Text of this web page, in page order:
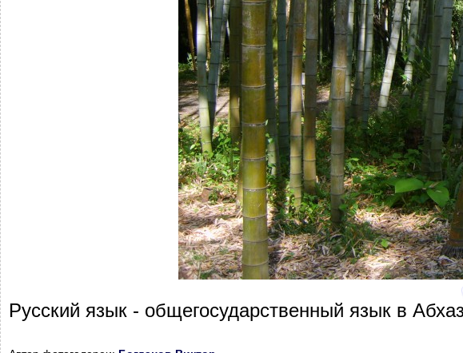
Русский язык - общегосударственный язык в